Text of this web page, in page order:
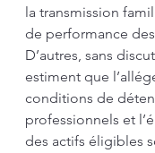
la transmission
de performance
D’autres, sans
estiment que
conditions de
professionnels et
des actifs éligibles